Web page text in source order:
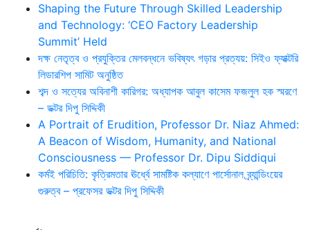
Shaping the Future Through Skilled Leadership
and Technology: ‘CEO Factory Leadership
Summit’ Held
দক্ষ নেতৃত্ব ও প্রযুক্তির মেলবন্ধনে ভবিষ্যৎ গড়ার প্রত্যয়: সিইও ফ্যাক্টরি
লিডারশিপ সামিট অনুষ্ঠিত
শব্দ ও সত্যের অবিনাশী কারিগর: অধ্যাপক আবুল কাসেম ফজলুল হক স্মরণে
– ডক্টর দিপু সিদ্দিকী
A Portrait of Erudition, Professor Dr. Niaz Ahmed:
A Beacon of Wisdom, Humanity, and National
Consciousness — Professor Dr. Dipu Siddiqui
কর্মই পরিচিতি: কৃত্রিমতার ঊর্ধ্বে সামষ্টিক কল্যাণে পার্সোনাল ব্র্যান্ডিংয়ের
গুরুত্ব – প্রফেসর ডক্টর দিপু সিদ্দিকী